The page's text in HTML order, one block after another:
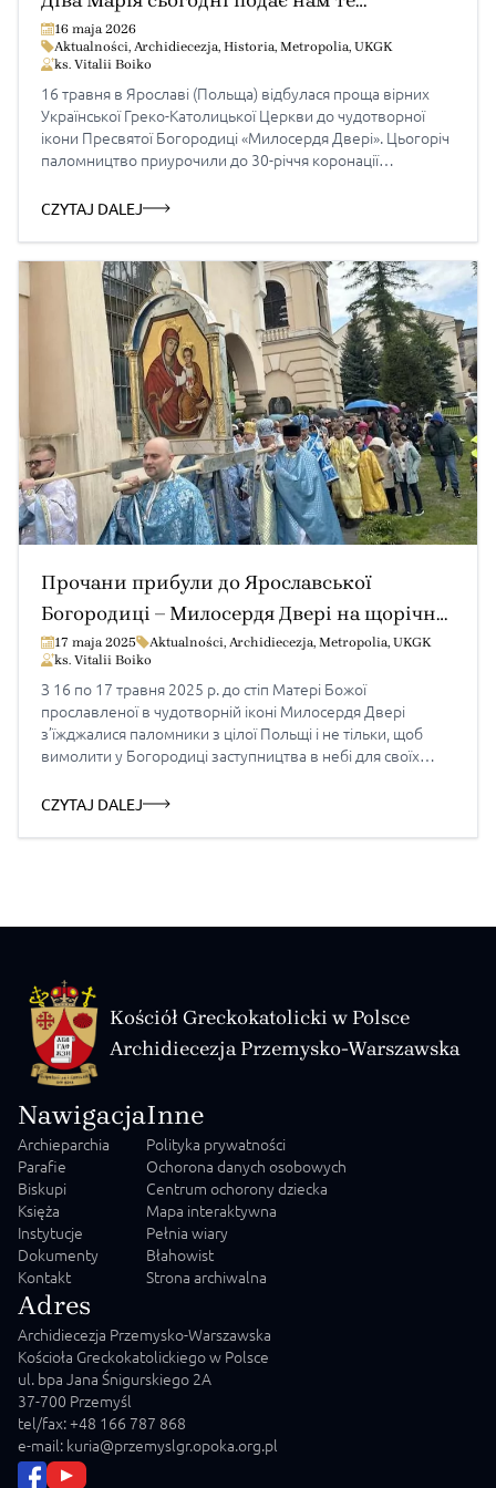
милосердя, якого ми просимо»
16 maja 2026
Aktualności, Archidiecezja, Historia, Metropolia, UKGK
ks. Vitalii Boiko
16 травня в Ярославі (Польща) відбулася проща вірних
Української Греко-Католицької Церкви до чудотворної
ікони Пресвятої Богородиці «Милосердя Двері». Цьогоріч
паломництво приурочили до 30-річчя коронації
Варшавської митрополії УГКЦ. Архиєрейську
Господнього очолив Отець і Глава УГКЦ Блаженніший
Святослав. На щорічну прощу до чудотворної ікони
Пресвятої Богородиці численно зібралися єпископи УГКЦ
з України та Польщі, духовенство та вірні. Під час
проповіді […]
CZYTAJ DALEJ
Прочани прибули до Ярославської
Богородиці – Милосердя Двері на щорічну
прощу
17 maja 2025 Aktualności, Archidiecezja, Metropolia, UKGK
ks. Vitalii Boiko
З 16 по 17 травня 2025 р. до стіп Матері Божої
прославленої в чудотворній іконі Милосердя Двері
з’їжджалися паломники з цілої Польщі і не тільки, щоб
вимолити у Богородиці заступництва в небі для своїх
цьогорічній прощі взяло 4 владик, пів сотні священників,
CZYTAJ DALEJ
Kościół Greckokatolicki w Polsce
Archidiecezja Przemysko-Warszawska
Nawigacja
Archieparchia
Parafie
Biskupi
Księża
Instytucje
Dokumenty
Kontakt
Inne
Polityka prywatności
Ochorona danych osobowych
Centrum ochorony dziecka
Mapa interaktywna
Pełnia wiary
Błahowist
Strona archiwalna
Adres
Archidiecezja Przemysko-Warszawska
Kościoła Greckokatolickiego w Polsce
ul. bpa Jana Śnigurskiego 2A
37-700 Przemyśl
tel/fax: +48 166 787 868
e-mail: kuria@przemyslgr.opoka.org.pl